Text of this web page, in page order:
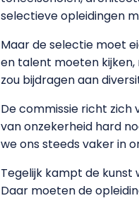
selectieve opleidingen
Maar de selectie moet
en talent moeten kijken,
zou bijdragen aan
De commissie richt zich
van onzekerheid hard
we ons steeds vaker in
Tegelijk kampt de kunst
Daar moeten de